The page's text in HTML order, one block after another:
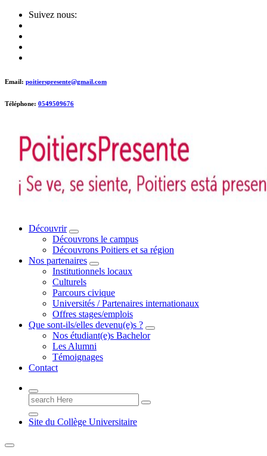
Skip
content
Suivez nous:
Email: poitierspresente@gmail.com
Téléphone: 0549509676
Poitiers presente !
Découvrir
Découvrons le campus
Découvrons Poitiers et sa région
Nos partenaires
Institutionnels locaux
Culturels
Parcours civique
Universités / Partenaires internationaux
Offres stages/emplois
Que sont-ils/elles devenu(e)s ?
Nos étudiant(e)s Bachelor
Les Alumni
Témoignages
Contact
Search
for:
Site du Collège Universitaire